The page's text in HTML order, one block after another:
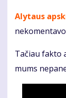
Alytaus
Tačiau fakto
mums